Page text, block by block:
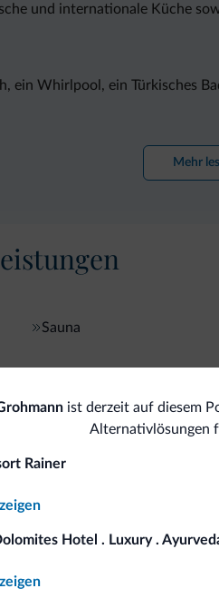
und internationale Küche
ein Whirlpool, ein Türkisches
Mehr
Sauna
Ski
Skiraum
ist derzeit auf diesem
Alternativlösungen
Rainer
Hotel . Luxury .